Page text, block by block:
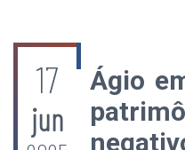
17
jun
Ágio